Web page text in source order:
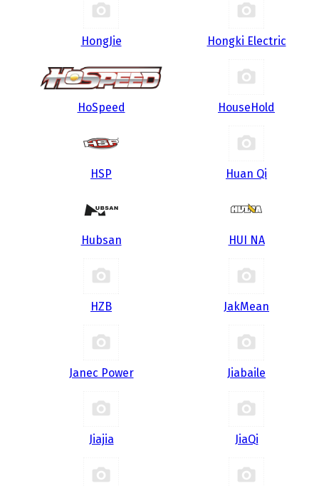
HongJie Hongki Electric
HoSpeed HouseHold
HSP Huan Qi
Hubsan HUI NA
HZB JakMean
Janec Power Jiabaile
Jiajia JiaQi